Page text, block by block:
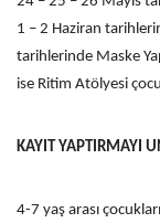
1 – 2 Haziran
tarihlerinde Maske
ise Ritim Atölyesi
KAYIT YAPTIRMAYI
4-7 yaş arası